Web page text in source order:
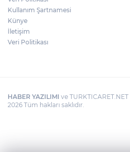
Kullanım Şartnamesi
Künye
İletişim
Veri Politikası
HABER YAZILIMI ve
2026 Tüm hakları saklıdır.